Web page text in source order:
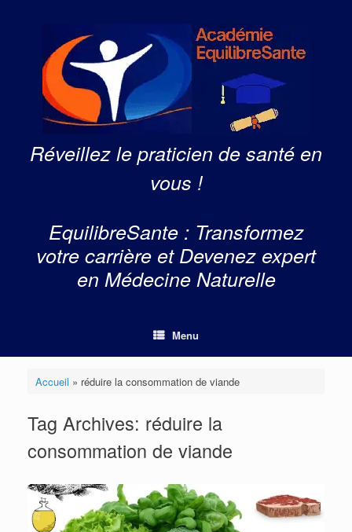
Réveillez le praticien de santé en
vous !
EquilibreSante : Transformez
votre carrière et Devenez expert
en Médecine Naturelle
Menu
Accueil » réduire la consommation de viande
Tag Archives: réduire la
consommation de viande